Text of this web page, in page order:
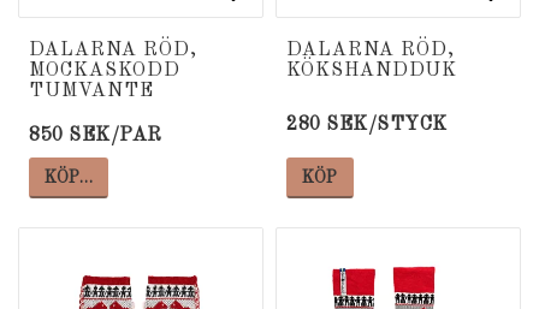
Lägg till i
Lägg till i
DALARNA RÖD,
MOCKASKODD
TUMVANTE
850 SEK/PAR
KÖP…
DALARNA RÖD,
KÖKSHANDDUK
280 SEK/STYCK
KÖP